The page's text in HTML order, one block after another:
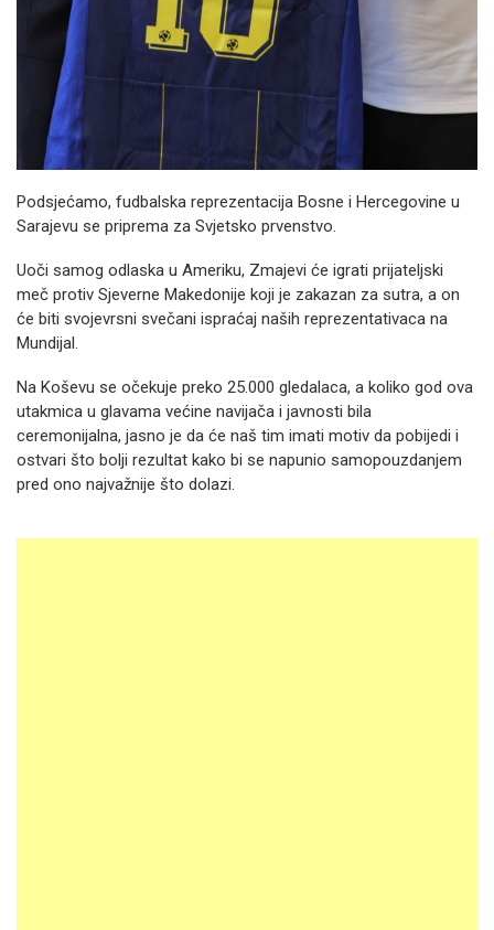
Podsjećamo, fudbalska reprezentacija Bosne i Hercegovine u
Sarajevu se priprema za Svjetsko prvenstvo.
Uoči samog odlaska u Ameriku, Zmajevi će igrati prijateljski
meč protiv Sjeverne Makedonije koji je zakazan za sutra, a on
će biti svojevrsni svečani ispraćaj naših reprezentativaca na
Mundijal.
Na Koševu se očekuje preko 25.000 gledalaca, a koliko god ova
utakmica u glavama većine navijača i javnosti bila
ceremonijalna, jasno je da će naš tim imati motiv da pobijedi i
ostvari što bolji rezultat kako bi se napunio samopouzdanjem
pred ono najvažnije što dolazi.